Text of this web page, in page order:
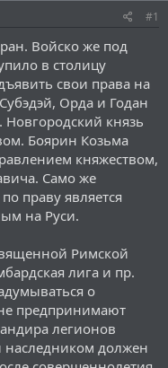
#1
Войско же под
в столицу
свои права на
Орда и Годан
князь
Боярин Козьма
княжеством,
Само же
праву является
на Руси.
Римской
лига и пр.
о
предпринимают
легионов
наследником должен